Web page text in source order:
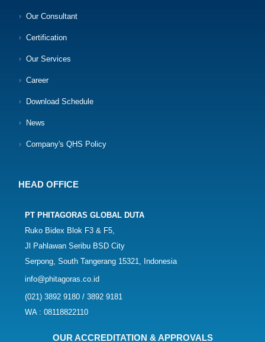
Our Consultant
Certification
Our Services
Career
Download Schedule
News
Company's QHS Policy
HEAD OFFICE
PT PHITAGORAS GLOBAL DUTA
Ruko Bidex Blok F3 & F5,
Jl Pahlawan Seribu BSD City
Serpong, South Tangerang 15321, Indonesia
info@phitagoras.co.id
(021) 3892 9180 / 3892 9181
WA : 08118822110
OUR ACCREDITATION & APPROVALS